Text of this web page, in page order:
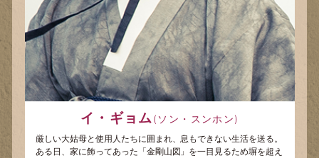
イ・ギョム(ソン・スンホン)
厳しい大姑母と使用人たちに囲まれ、息もできない生活を送る。
ある日、家に飾ってあった「金剛山図」を一目見るため塀を超え